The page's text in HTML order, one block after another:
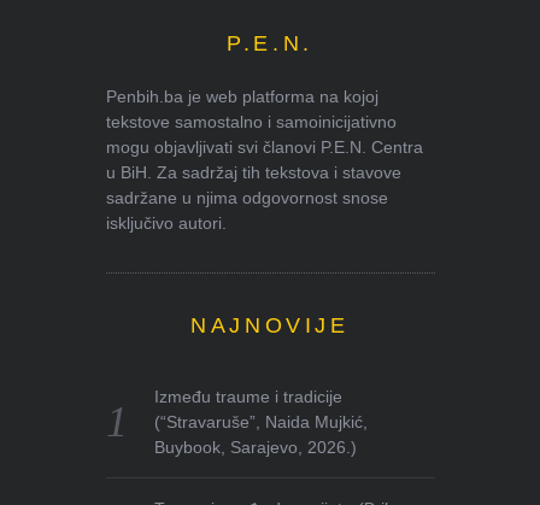
P.E.N.
Penbih.ba je web platforma na kojoj
tekstove samostalno i samoinicijativno
mogu objavljivati svi članovi P.E.N. Centra
u BiH. Za sadržaj tih tekstova i stavove
sadržane u njima odgovornost snose
isključivo autori.
NAJNOVIJE
Između traume i tradicije
(“Stravaruše”, Naida Mujkić,
Buybook, Sarajevo, 2026.)